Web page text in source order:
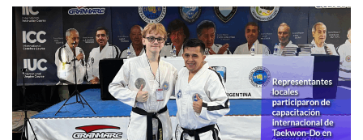
Representantes
locales
participaron
de
capacitación
internacional
de